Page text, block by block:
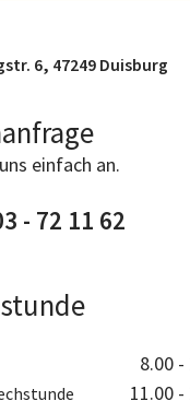
6, 47249 Duisburg
einfach an.
- 72 11 62
8.00
11.00